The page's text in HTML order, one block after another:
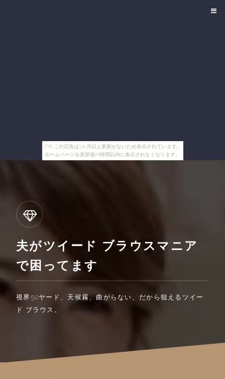
[PR] この広告は3ヶ月以上更新がないため表示されています。
ホームページを更新後24時間以内に表示されなくなります。
夫がツイード ブラウスマニア
で困ってます
視界50ヤード、天候霧、曲がらない、だから狙えるツイー
ド ブラウス。